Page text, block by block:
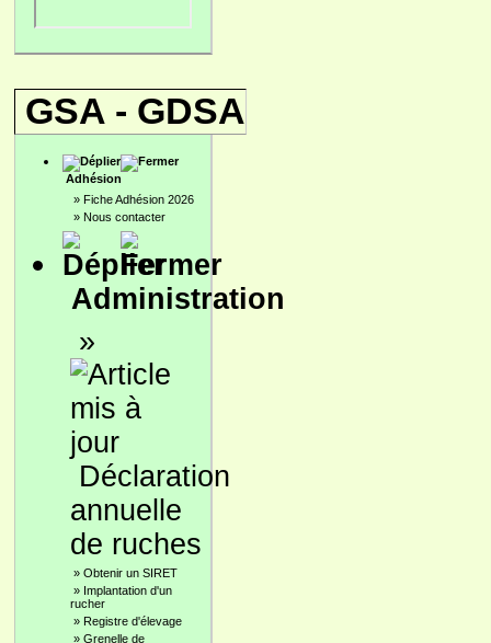
GSA - GDSA
Adhésion
» Fiche Adhésion 2026
» Nous contacter
Administration
»
Déclaration
annuelle
de ruches
» Obtenir un SIRET
» Implantation d'un
rucher
» Registre d'élevage
» Grenelle de